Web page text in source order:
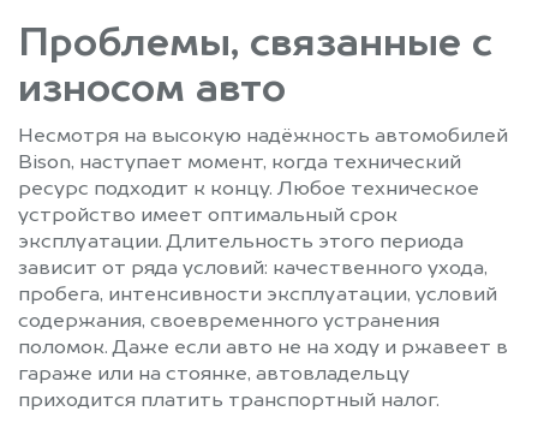
Проблемы, связанные с
износом авто
Несмотря на высокую надёжность автомобилей
Bison, наступает момент, когда технический
ресурс подходит к концу. Любое техническое
устройство имеет оптимальный срок
эксплуатации. Длительность этого периода
зависит от ряда условий: качественного ухода,
пробега, интенсивности эксплуатации, условий
содержания, своевременного устранения
поломок. Даже если авто не на ходу и ржавеет в
гараже или на стоянке, автовладельцу
приходится платить транспортный налог.